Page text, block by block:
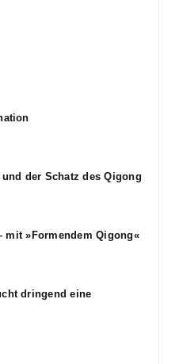
der Schatz des Qigong
»Formendem Qigong«
dringend eine